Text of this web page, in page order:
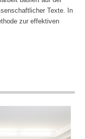
Texte. In
zur effektiven